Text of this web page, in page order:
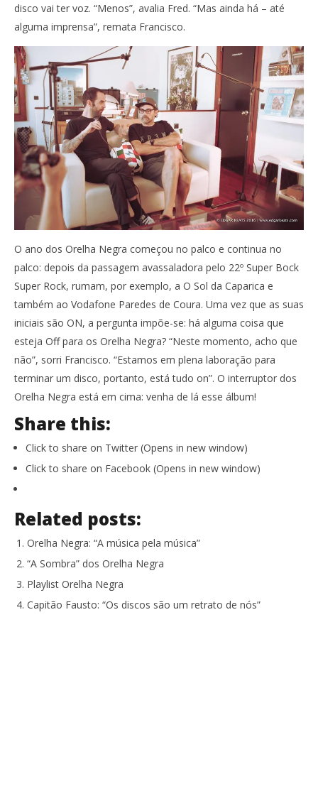
disco vai ter voz. “Menos”, avalia Fred. “Mas ainda há – até
alguma imprensa”, remata Francisco.
O ano dos Orelha Negra começou no palco e continua no
palco: depois da passagem avassaladora pelo 22º Super Bock
Super Rock, rumam, por exemplo, a O Sol da Caparica e
também ao Vodafone Paredes de Coura. Uma vez que as suas
iniciais são ON, a pergunta impõe-se: há alguma coisa que
esteja Off para os Orelha Negra? “Neste momento, acho que
não”, sorri Francisco. “Estamos em plena laboração para
terminar um disco, portanto, está tudo on”. O interruptor dos
Orelha Negra está em cima: venha de lá esse álbum!
Share this:
Click to share on Twitter (Opens in new window)
Click to share on Facebook (Opens in new window)
Related posts:
Orelha Negra: “A música pela música”
“A Sombra” dos Orelha Negra
Playlist Orelha Negra
Capitão Fausto: “Os discos são um retrato de nós”